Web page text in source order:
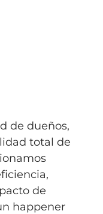
de dueños,
total de
de
happener